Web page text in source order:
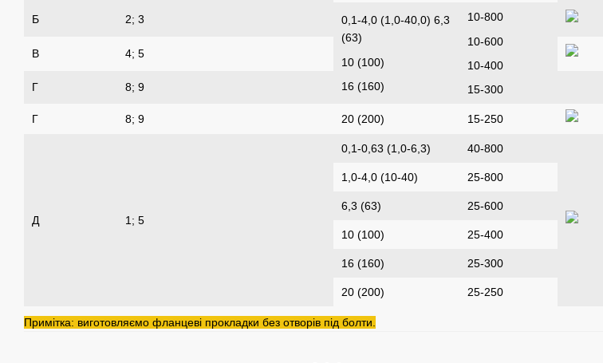
Б 2; 3
0,1-4,0 (1,0-40,0) 6,3
(63)
10 (100)
16 (160)
10-800
10-600
10-400
15-300
В 4; 5
Г 8; 9
Г 8; 9 20 (200) 15-250
Д 1; 5
0,1-0,63 (1,0-6,3) 40-800
1,0-4,0 (10-40) 25-800
6,3 (63) 25-600
10 (100) 25-400
16 (160) 25-300
20 (200) 25-250
Примітка: виготовляємо фланцеві прокладки без отворів під болти.